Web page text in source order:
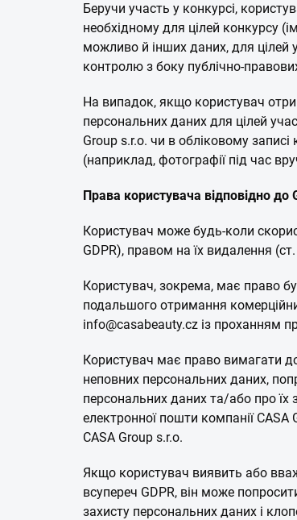
Беручи участь у конкурсі,
необхідному для цілей конкурсу
можливо й інших даних, для цілей
контролю з боку публічно-
На випадок, якщо користувач
персональних даних для цілей
Group s.r.o. чи в обліковому
(наприклад, фотографії під час
Права користувача відповідно до
Користувач може будь-коли
GDPR), правом на їх видалення
Користувач, зокрема, має право
подальшого отримання
info@casabeauty.cz із проханням
Користувач має право вимагати
неповних персональних даних,
персональних даних та/або про
електронної пошти компанії
CASA Group s.r.o.
Якщо користувач виявить або
всупереч GDPR, він може
захисту персональних даних і